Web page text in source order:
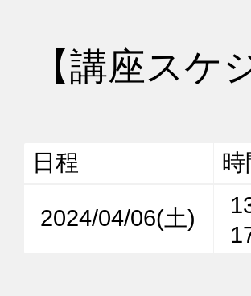
【講座スケ
日程 時
2024/04/06(土)